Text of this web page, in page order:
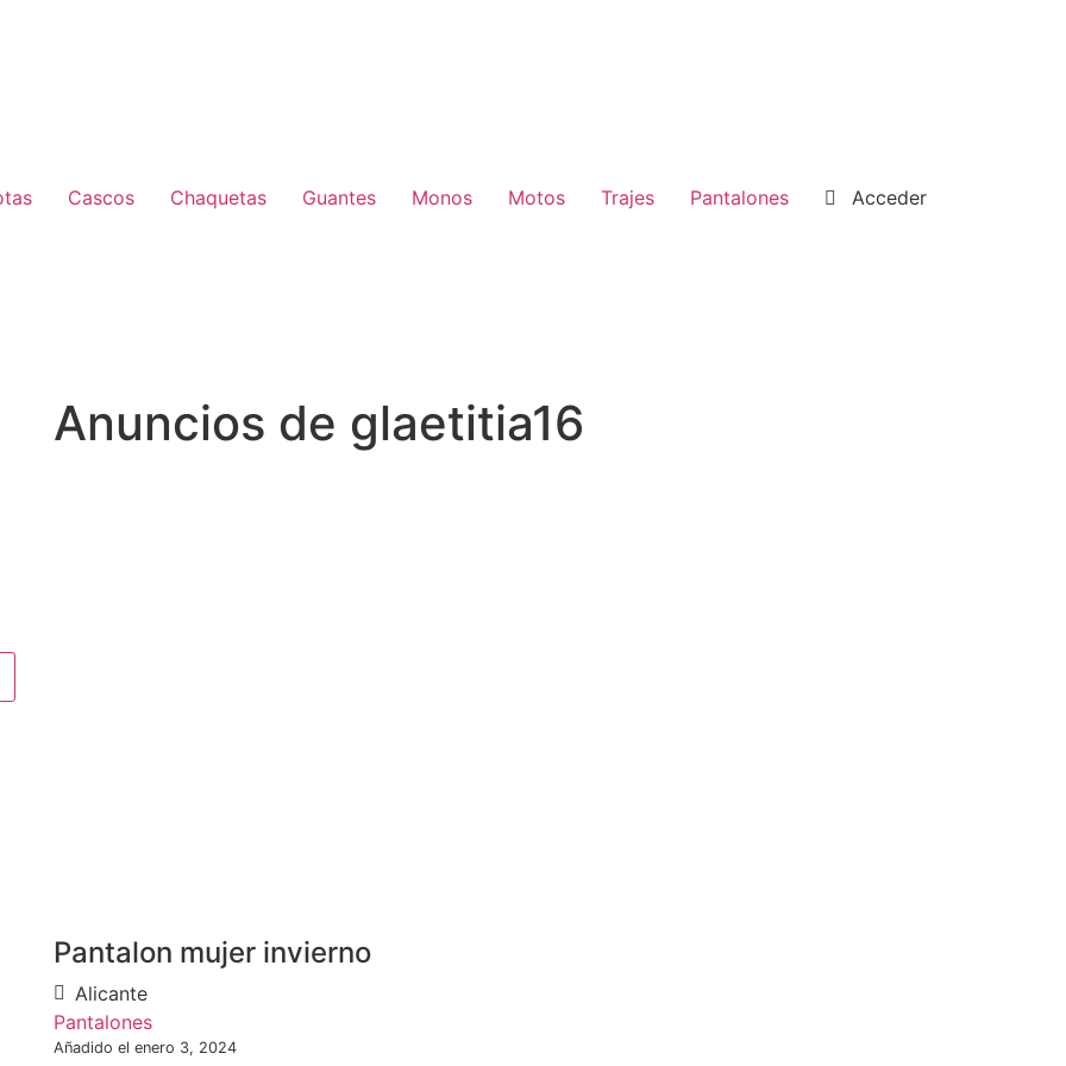
Cascos Chaquetas Guantes Monos Motos Trajes Pantalones Acceder
Anuncios de glaetitia16
Pantalon mujer invierno
Alicante
Pantalones
Añadido el enero 3, 2024